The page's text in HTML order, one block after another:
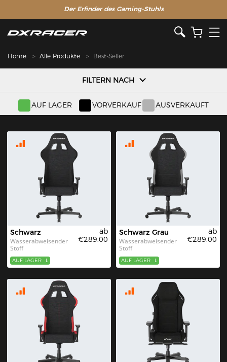
Der Erfinder des Gaming-Stuhls
Home Alle Produkte Best-Seller
FILTERN NACH
AUF LAGER VORVERKAUF AUSVERKAUFT
Schwarz
Wasserabweisender
Stoff
ab
€289.00
AUF LAGER L
Schwarz Grau
Wasserabweisender
Stoff
ab
€289.00
AUF LAGER L